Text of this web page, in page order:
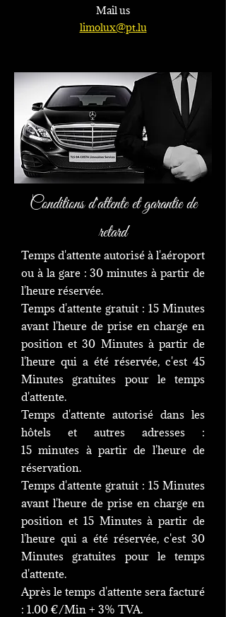
Mail us
limolux@pt.lu
Conditions d'attente et garantie de
retard
Temps d'attente autorisé à l'aéroport
ou à la gare : 30 minutes à partir de
l'heure réservée.
Temps d'attente gratuit : 15 Minutes
avant l'heure de prise en charge en
position et 30 Minutes à partir de
l'heure qui a été réservée, c'est 45
Minutes gratuites pour le temps
d'attente.
Temps d'attente autorisé dans les
hôtels et autres adresses :
15 minutes à partir de l'heure de
réservation.
Temps d'attente gratuit : 15 Minutes
avant l'heure de prise en charge en
position et 15 Minutes à partir de
l'heure qui a été réservée, c'est 30
Minutes gratuites pour le temps
d'attente.
Après le temps d'attente sera facturé
: 1.00 €/Min + 3% TVA.